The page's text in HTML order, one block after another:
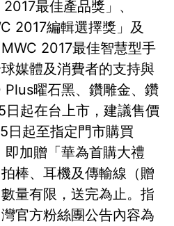
最佳產品獎」、
2017編輯選擇獎」及
2017最佳智慧型手
媒體及消費者的支持與
Plus曜石黑、鑽雕金、鑽
起在台上市，建議售價
起至指定門市購買
加贈「華為首購大禮
棒、耳機及傳輸線（贈
量有限，送完為止。指
官方粉絲團公告內容為